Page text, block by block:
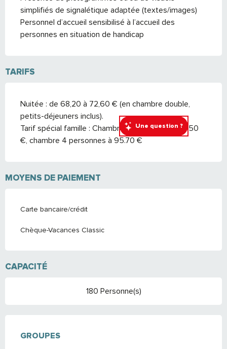
Une question ?
simplifiés de signalétique adaptée (textes/images)
Personnel d’accueil sensibilisé à l’accueil des
personnes en situation de handicap
TARIFS
Nuitée : de 68,20 à 72,60 € (en chambre double,
petits-déjeuners inclus).
Tarif spécial famille : Chambre 3 personnes à 82.50
€, chambre 4 personnes à 95.70 €
MOYENS DE PAIEMENT
Carte bancaire/crédit
Chèque-Vacances Classic
CAPACITÉ
180 Personne(s)
GROUPES
GROUPES